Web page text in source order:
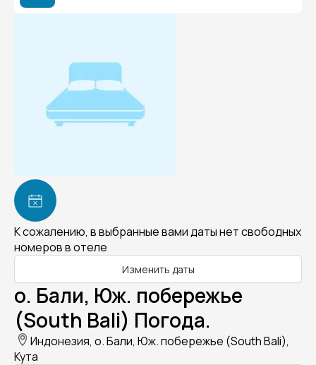
К сожалению, в выбранные вами даты нет свободных
номеров в отеле
Изменить даты
о. Бали, Юж. побережье
(South Bali) Погода.
Индонезия, о. Бали, Юж. побережье (South Bali),
Кута